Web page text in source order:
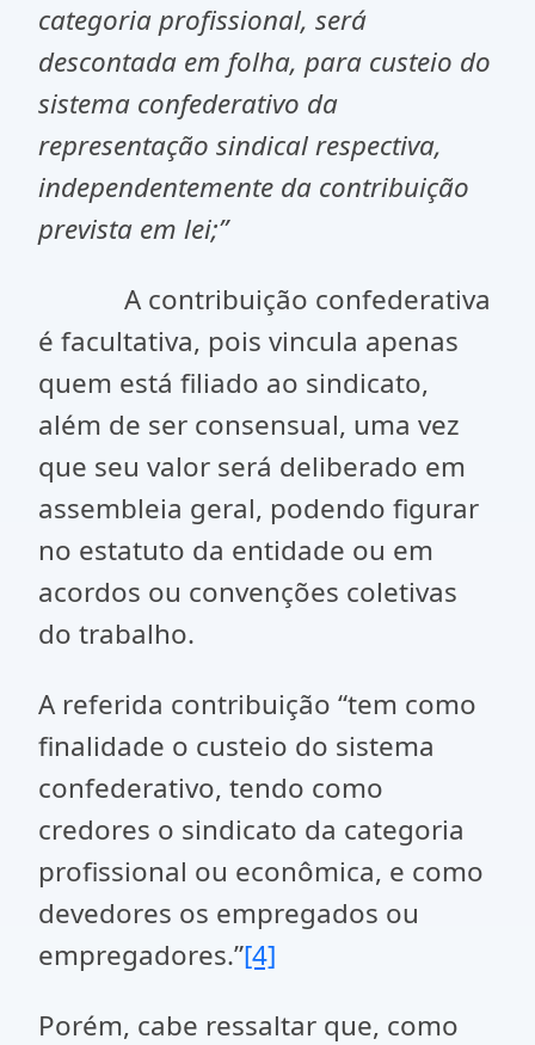
categoria profissional, será
descontada em folha, para custeio do
sistema confederativo da
representação sindical respectiva,
independentemente da contribuição
prevista em lei;”
A contribuição confederativa
é facultativa, pois vincula apenas
quem está filiado ao sindicato,
além de ser consensual, uma vez
que seu valor será deliberado em
assembleia geral, podendo figurar
no estatuto da entidade ou em
acordos ou convenções coletivas
do trabalho.
A referida contribuição “tem como
finalidade o custeio do sistema
confederativo, tendo como
credores o sindicato da categoria
profissional ou econômica, e como
devedores os empregados ou
empregadores.”[4]
Porém, cabe ressaltar que, como